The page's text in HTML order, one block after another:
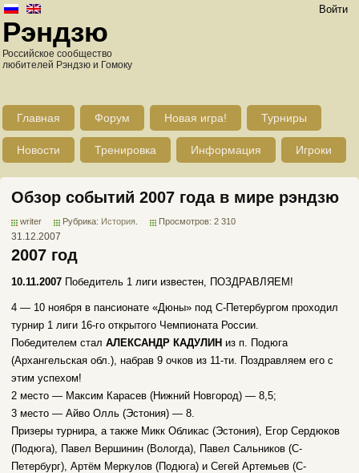
Войти
Рэндзю
Российское сообщество
любителей Рэндзю и Гомоку
Главная Форум Новая игра! Турниры
Новости Тренировка Информация Игроки
Обзор событий 2007 года в мире рэндзю
writer Рубрика: История Просмотров: 2 310
31.12.2007
2007 год
10.11.2007 Победитель 1 лиги известен, ПОЗДРАВЛЯЕМ!
4 — 10 ноября в пансионате «Дюны» под С-Петербургом проходил
турнир 1 лиги 16-го открытого Чемпионата России.
Победителем стал АЛЕКСАНДР КАДУЛИН из п. Подюга
(Архангельская обл.), набрав 9 очков из 11-ти. Поздравляем его с
этим успехом!
2 место — Максим Карасев (Нижний Новгород) — 8,5;
3 место — Айво Олль (Эстония) — 8.
Призеры турнира, а также Микк Обликас (Эстония), Егор Сердюков
(Подюга), Павел Вершинин (Вологда), Павел Сальников (С-
Петербург), Артём Меркулов (Подюга) и Сегей Артемьев (С-